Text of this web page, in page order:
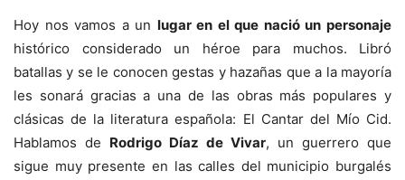
Hoy nos vamos a un lugar en el que nació un personaje
histórico considerado un héroe para muchos. Libró
batallas y se le conocen gestas y hazañas que a la mayoría
les sonará gracias a una de las obras más populares y
clásicas de la literatura española: El Cantar del Mío Cid.
Hablamos de Rodrigo Díaz de Vivar, un guerrero que
sigue muy presente en las calles del municipio burgalés